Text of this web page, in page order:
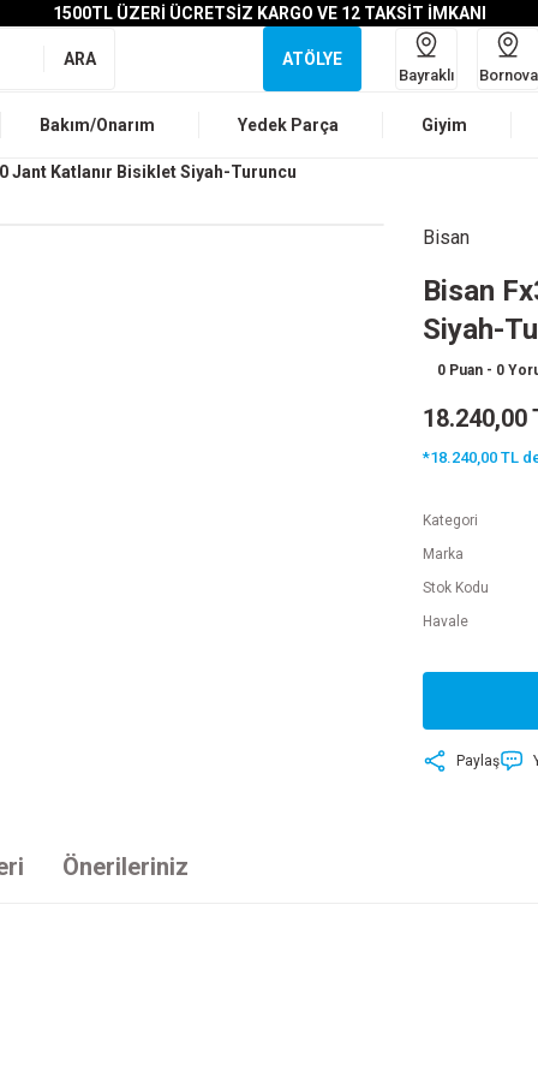
1500TL ÜZERİ ÜCRETSİZ KARGO VE 12 TAKSİT İMKANI
ARA ATÖLYE
Bayraklı Bornova
Bakım/Onarım Yedek Parça Giyim
Jant Katlanır Bisiklet Siyah-Turuncu
Bisan
Bisan
Siyah-
0 Puan - 0
18.240,00
*18.240,00 TL
Kategori
Marka
Stok Kodu
Havale
Paylaş
Önerileriniz